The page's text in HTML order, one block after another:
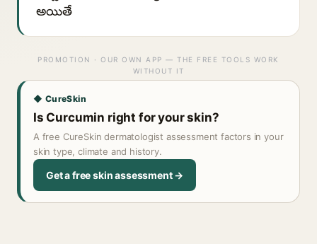
అయితే
PROMOTION · OUR OWN APP — THE FREE TOOLS WORK
WITHOUT IT
◆ CureSkin
Is Curcumin right for your skin?
A free CureSkin dermatologist assessment factors in your
skin type, climate and history.
Get a free skin assessment →